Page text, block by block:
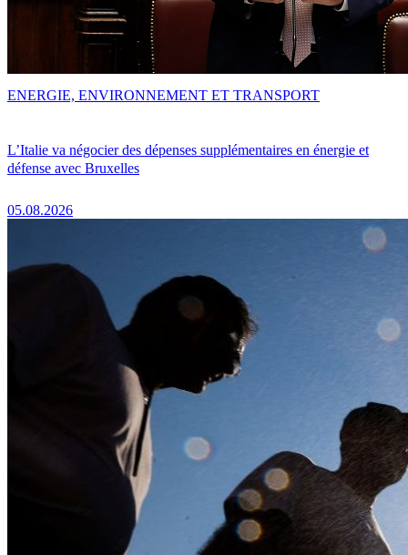
L’Italie va négocier des dépenses supplémentaires en énergie et
défense avec Bruxelles
05.08.2026
ENERGIE, ENVIRONNEMENT ET TRANSPORT